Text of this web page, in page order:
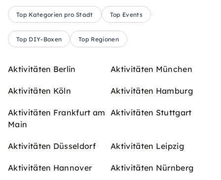
Top Kategorien pro Stadt Top Events
Top DIY-Boxen Top Regionen
Aktivitäten Berlin Aktivitäten München
Aktivitäten Köln Aktivitäten Hamburg
Aktivitäten Frankfurt am
Main
Aktivitäten Stuttgart
Aktivitäten Düsseldorf Aktivitäten Leipzig
Aktivitäten Hannover Aktivitäten Nürnberg